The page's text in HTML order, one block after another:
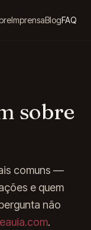
ImprensaBlogFAQ
sobre
comuns —
e quem
não
.